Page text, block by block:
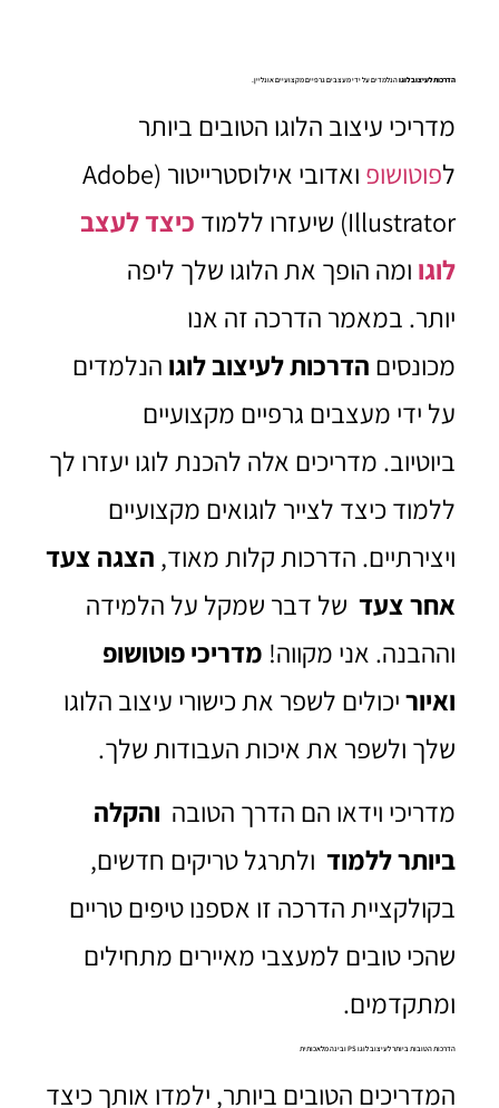
הדרכות לעיצוב לוגוהנלמדים על ידי מעצבים גרפיים מקצועיים אונליין.
מדריכי עיצוב הלוגו הטובים ביותר
לפוטושופ
ואדובי אילוסטרייטור (Adobe
Illustrator) שיעזרו ללמוד
כיצד לעצב
לוגו ומה הופך את הלוגו שלך ליפה
יותר. במאמר הדרכה זה אנו
מכונסים הדרכות לעיצוב לוגו הנלמדים
על ידי מעצבים גרפיים מקצועיים
ביוטיוב. מדריכים אלה להכנת לוגו יעזרו לך
ללמוד כיצד לצייר לוגואים מקצועיים
ויצירתיים. הדרכות קלות מאוד, הצגה צעד
אחר צעדשל דבר שמקל על הלמידה
וההבנה. אני מקווה! מדריכי פוטושופ
ואיוריכולים לשפר את כישורי עיצוב הלוגו
שלך ולשפר את איכות העבודות שלך.
מדריכי וידאו הם הדרך הטובה והקלה
ביותר ללמודולתרגל טריקים חדשים,
בקולקציית הדרכה זו אספנו טיפים טריים
שהכי טובים למעצבי מאיירים מתחילים
ומתקדמים.
הדרכות הטובות ביותר לעיצוב לוגו PS ובינה מלאכותית
המדריכים הטובים ביותר, ילמדו אותך כיצד